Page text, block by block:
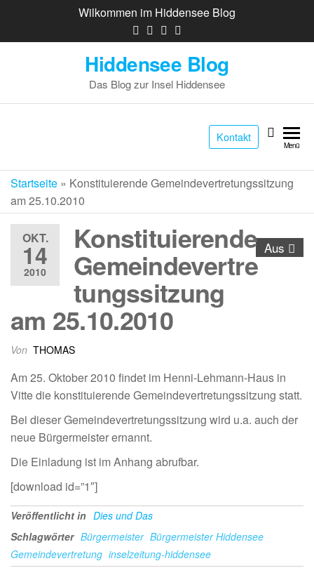
Wilkommen im Hiddensee Blog
Hiddensee Blog
Das Blog zur Insel Hiddensee
Kontakt
Menü
Startseite » Konstituierende Gemeindevertretungssitzung
am 25.10.2010
OKT.
14
2010
Aus
Konstituierende
Gemeindevertre
tungssitzung
am 25.10.2010
Von THOMAS
Am 25. Oktober 2010 findet im Henni-Lehmann-Haus in
Vitte die konstituierende Gemeindevertretungssitzung statt.
Bei dieser Gemeindevertretungssitzung wird u.a. auch der
neue Bürgermeister ernannt.
Die Einladung ist im Anhang abrufbar.
[download id=”1″]
Veröffentlicht in Dies und Das
Schlagwörter Bürgermeister Bürgermeister Hiddensee
Gemeindevertretung inselzeitung-hiddensee